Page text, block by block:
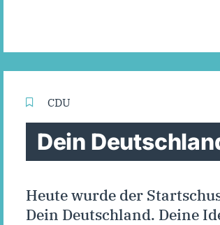
CDU
Dein
Heute wurde der
Dein Deutschland. Deine